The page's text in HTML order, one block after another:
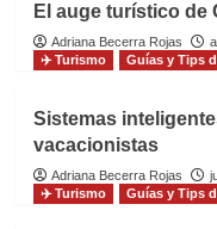
El auge turístico de
Adriana Becerra Rojas
✈️ Turismo
Guías y Tips
Sistemas
vacacionistas
Adriana Becerra Rojas
✈️ Turismo
Guías y Tips